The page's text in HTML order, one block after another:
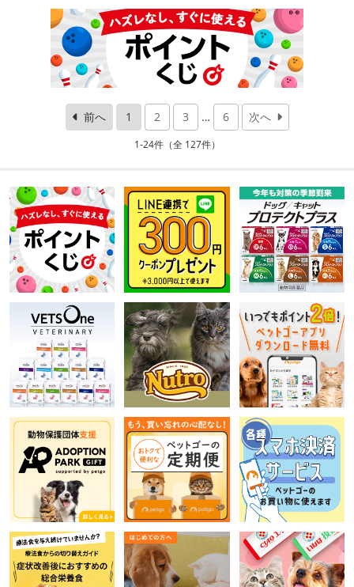
前へ 1 2 3 … 6 次へ
1-24件（全 127件）